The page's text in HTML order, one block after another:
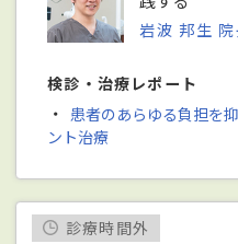
岩波 邦生 院
検診・治療レポート
・ 患者のあらゆる負担を
ント治療
診療時間外